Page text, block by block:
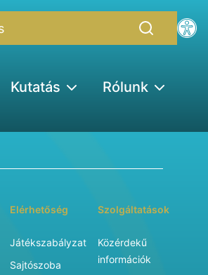
Kutatás
Rólunk
Elérhetőség
Játékszabályzat
Sajtószoba
Szolgáltatások
Közérdekű
információk